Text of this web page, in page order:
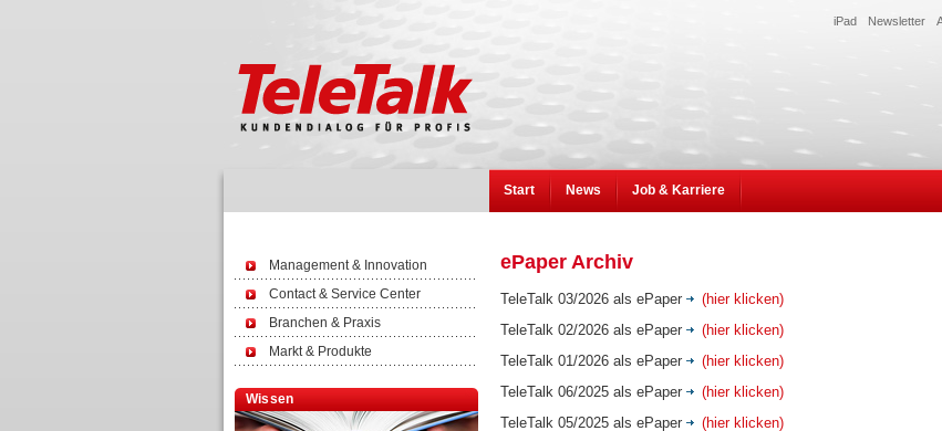
Newsletter
iPad
Start News Job & Karriere
Management & Innovation
Contact & Service Center
Branchen & Praxis
Markt & Produkte
Wissen
ePaper Archiv
TeleTalk 03/2026 als ePaper
(hier klicken)
TeleTalk 02/2026 als ePaper
(hier klicken)
TeleTalk 01/2026 als ePaper
(hier klicken)
TeleTalk 06/2025 als ePaper
(hier klicken)
TeleTalk 05/2025 als ePaper
(hier klicken)